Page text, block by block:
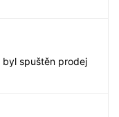
byl spuštěn prodej